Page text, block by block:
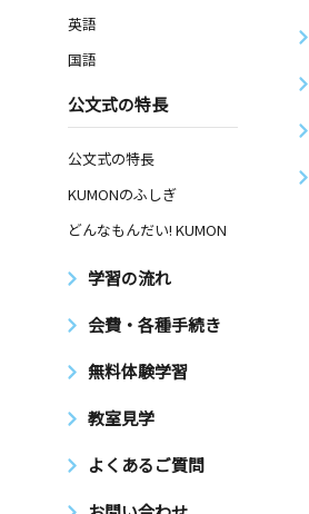
英語
国語
公文式の特長
公文式の特長
KUMONのふしぎ
どんなもんだい! KUMON
学習の流れ
会費・各種手続き
無料体験学習
教室見学
よくあるご質問